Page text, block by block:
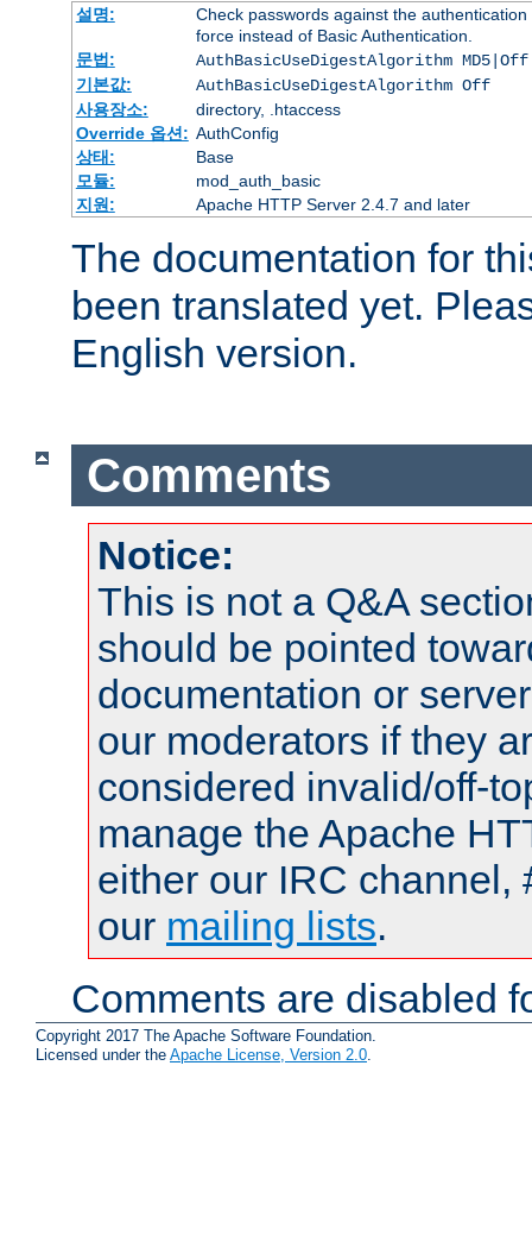
설명:
Check passwords against the
force instead of Basic Authentication.
문법:
AuthBasicUseDigestAlgorithm MD5|Off
기본값:
AuthBasicUseDigestAlgorithm Off
사용장소:
directory, .htaccess
Override 옵션: AuthConfig
상태:
Base
모듈:
mod_auth_basic
지원:
Apache HTTP Server 2.4.7 and later
The documentation for
been translated yet.
English version.
Comments
Notice:
This is not a Q&A
should be pointed
documentation or
our moderators if they
considered invalid/off-
manage the Apache
either our IRC channel,
our mailing lists.
Comments are disabled
Copyright 2017 The Apache Software Foundation.
Licensed under the Apache License, Version 2.0